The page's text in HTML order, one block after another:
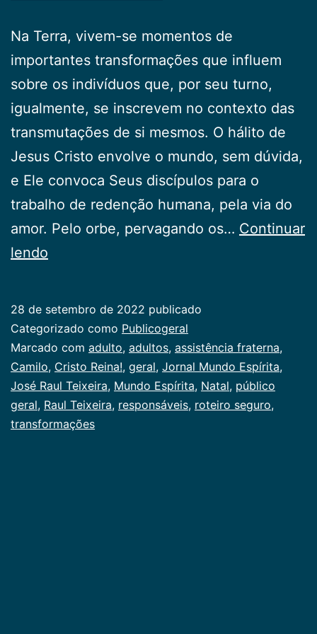
Na Terra, vivem-se momentos de
importantes transformações que influem
sobre os indivíduos que, por seu turno,
igualmente, se inscrevem no contexto das
transmutações de si mesmos. O hálito de
Jesus Cristo envolve o mundo, sem dúvida,
e Ele convoca Seus discípulos para o
trabalho de redenção humana, pela via do
amor. Pelo orbe, pervagando os… Continuar
lendo
28 de setembro de 2022 publicado
Categorizado como Publicogeral
Marcado com adulto, adultos, assistência fraterna,
Camilo, Cristo Reina!, geral, Jornal Mundo Espírita,
José Raul Teixeira, Mundo Espírita, Natal, público
geral, Raul Teixeira, responsáveis, roteiro seguro,
transformações